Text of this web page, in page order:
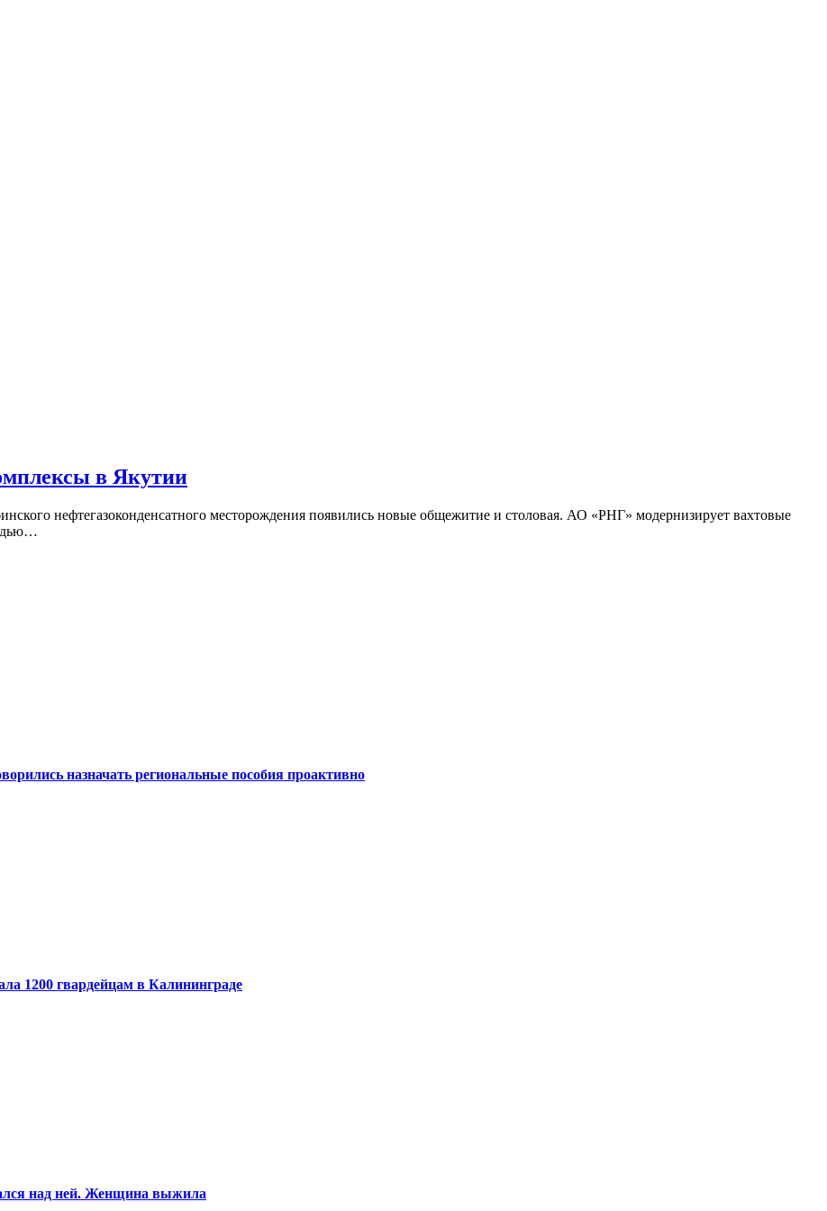
в Якутии
нефтегазоконденсатного месторождения появились новые общежитие и столовая. АО «РНГ» модернизирует вахтовые
назначать региональные пособия проактивно
1200 гвардейцам в Калининграде
над ней. Женщина выжила